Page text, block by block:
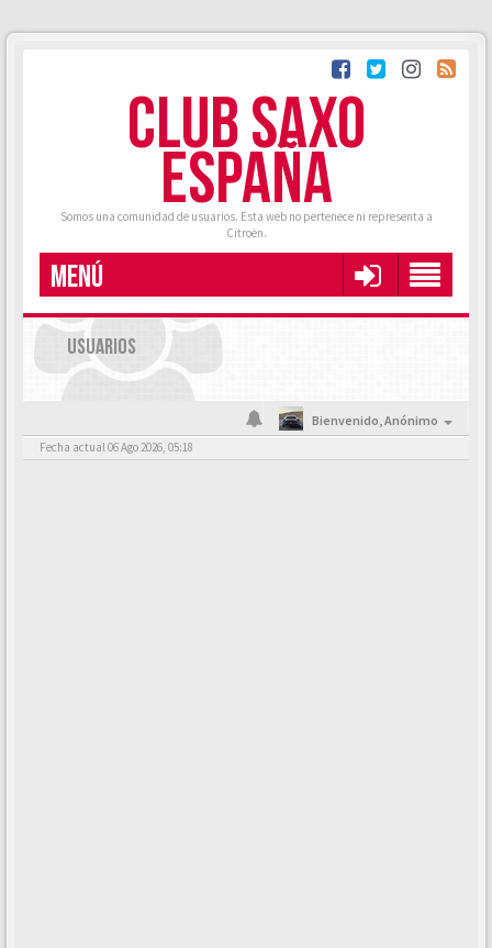
CLUB SAXO
ESPAÑA
Somos una comunidad de usuarios. Esta web no pertenece ni representa a
Citroën.
MENÚ
USUARIOS
Bienvenido,Anónimo
Fecha actual 06 Ago 2026, 05:18